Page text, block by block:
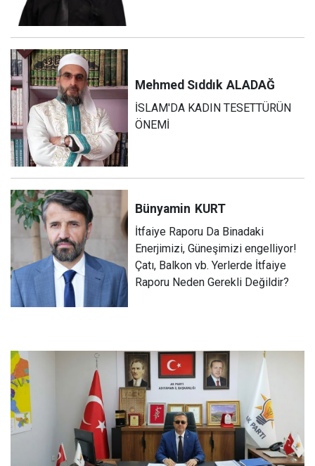
Mehmed Sıddık ALADAĞ
İSLAM'DA KADIN TESETTÜRÜN
ÖNEMİ
Bünyamin KURT
İtfaiye Raporu Da Binadaki
Enerjimizi, Güneşimizi engelliyor!
Çatı, Balkon vb. Yerlerde İtfaiye
Raporu Neden Gerekli Değildir?